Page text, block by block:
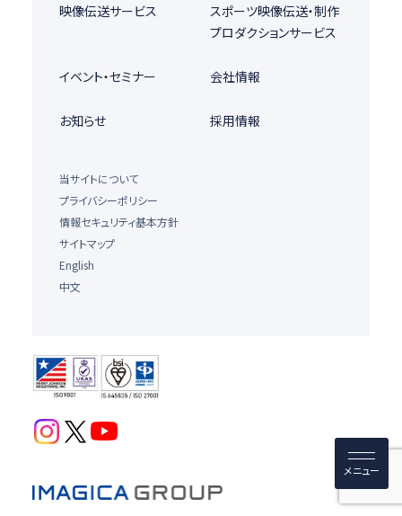
映像伝送サービス
スポーツ映像伝送・制作
プロダクションサービス
イベント・セミナー 会社情報
お知らせ 採用情報
当サイトについて
プライバシーポリシー
情報セキュリティ基本方針
サイトマップ
English
中文